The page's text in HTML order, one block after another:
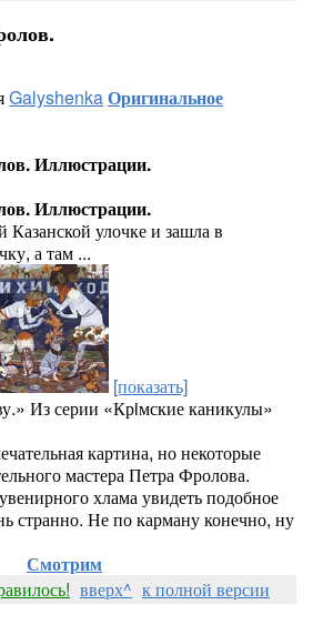
GalyshenkaОригинальное
Иллюстрации.
Иллюстрации.
улочке и зашла в
а там ...
[показать]
Из серии «Крiмские каникулы»
картина, но некоторые
мастера Петра Фролова.
хлама увидеть подобное
странно. Не по карману конечно, ну
Смотрим
вверх^ к полной версии